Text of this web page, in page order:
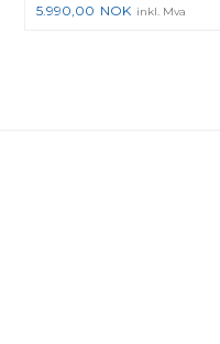
5.990,00 NOK inkl. Mva